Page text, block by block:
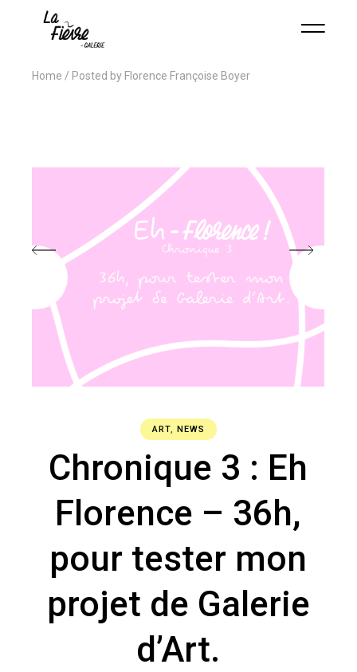
Home Posted by Florence Françoise Boyer
ART, NEWS
Chronique 3 : Eh
Florence – 36h,
pour tester mon
projet de Galerie
d’Art.